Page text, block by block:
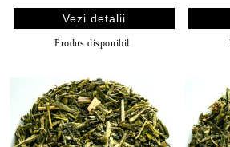
Vezi detalii
Produs disponibil